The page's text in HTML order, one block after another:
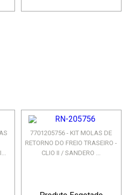
7701205756 - KIT MOLAS DE
RETORNO DO FREIO TRASEIRO -
CLIO II / SANDERO ...